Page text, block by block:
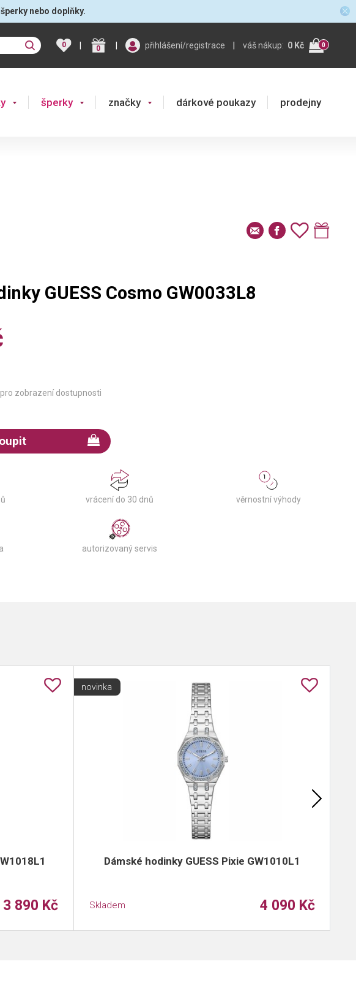
nebo doplňky.
0 | 0 | přihlášení/registrace | váš nákup: 0 Kč 0
šperky značky dárkové poukazy prodejny
GUESS Cosmo GW0033L8
pro zobrazení dostupnosti
vrácení do 30 dnů věrnostní výhody
autorizovaný servis
3 890 Kč
Dámské hodinky GUESS Pixie GW1010L1
novinka
Skladem 4 090 Kč